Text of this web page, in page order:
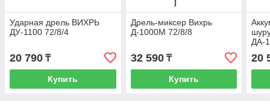
Ударная дрель ВИХРЬ
ДУ-1100 72/8/4
20 790 ₸
Купить
Дрель-миксер Вихрь
Д-1000М 72/8/8
32 590₸
Купить
ДА-
20